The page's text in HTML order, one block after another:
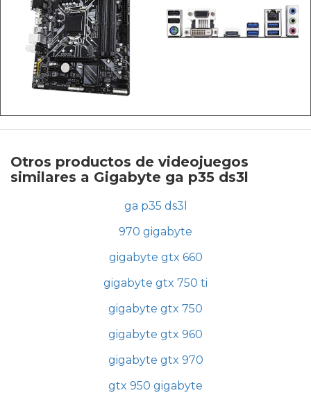
Otros productos de videojuegos
similares a Gigabyte ga p35 ds3l
ga p35 ds3l
970 gigabyte
gigabyte gtx 660
gigabyte gtx 750 ti
gigabyte gtx 750
gigabyte gtx 960
gigabyte gtx 970
gtx 950 gigabyte